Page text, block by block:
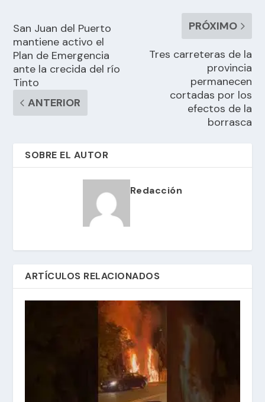
San Juan del Puerto
mantiene activo el
Plan de Emergencia
ante la crecida del río
Tinto
ANTERIOR
PRÓXIMO
Tres carreteras de la
provincia
permanecen
cortadas por los
efectos de la
borrasca
SOBRE EL AUTOR
Redacción
ARTÍCULOS RELACIONADOS